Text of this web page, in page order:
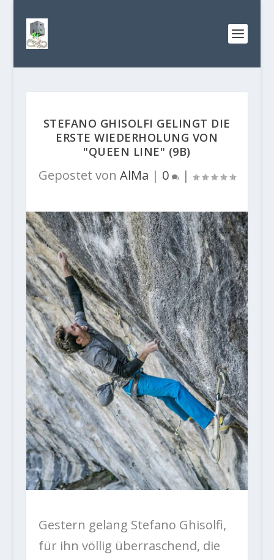
STEFANO GHISOLFI GELINGT DIE
ERSTE WIEDERHOLUNG VON
"QUEEN LINE" (9B)
Gepostet von AlMa | 0 |
Gestern gelang Stefano Ghisolfi,
für ihn völlig überraschend, die